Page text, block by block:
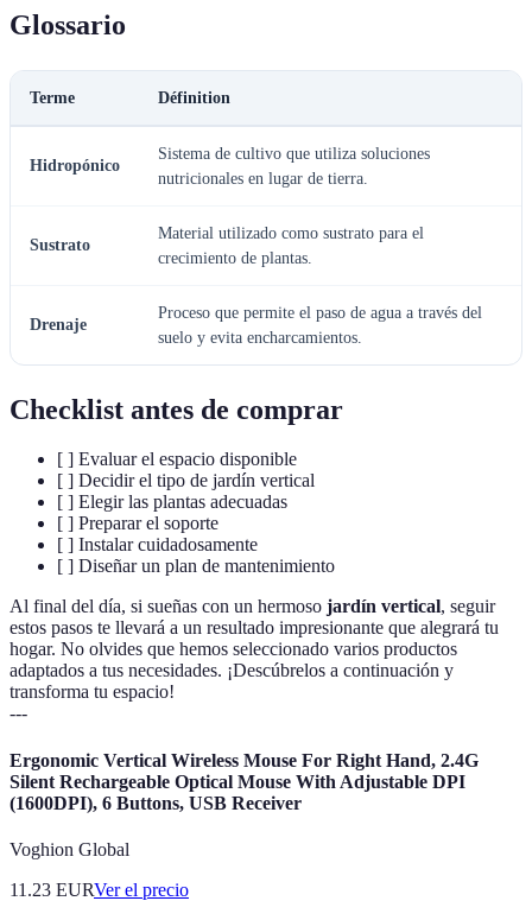
Glossario
Terme Définition
Hidropónico
Sistema de cultivo que utiliza soluciones
nutricionales en lugar de tierra.
Sustrato
Material utilizado como sustrato para el
crecimiento de plantas.
Drenaje
Proceso que permite el paso de agua a través del
suelo y evita encharcamientos.
Checklist antes de comprar
[ ] Evaluar el espacio disponible
[ ] Decidir el tipo de jardín vertical
[ ] Elegir las plantas adecuadas
[ ] Preparar el soporte
[ ] Instalar cuidadosamente
[ ] Diseñar un plan de mantenimiento
Al final del día, si sueñas con un hermoso jardín vertical, seguir
estos pasos te llevará a un resultado impresionante que alegrará tu
hogar. No olvides que hemos seleccionado varios productos
adaptados a tus necesidades. ¡Descúbrelos a continuación y
transforma tu espacio!
---
Ergonomic Vertical Wireless Mouse For Right Hand, 2.4G
Silent Rechargeable Optical Mouse With Adjustable DPI
(1600DPI), 6 Buttons, USB Receiver
Voghion Global
11.23 EURVer el precio